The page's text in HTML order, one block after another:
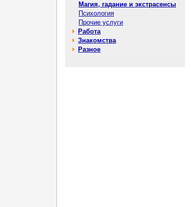
Магия, гадание и экстрасенсы
Психология
Прочие услуги
Работа
Знакомства
Разное